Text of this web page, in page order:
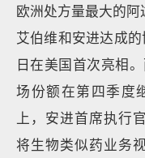
欧洲处方量最大的
艾伯维和安进达成
日在美国首次亮相
场份额在第四季度
上，安进首席执行
将生物类似药业务